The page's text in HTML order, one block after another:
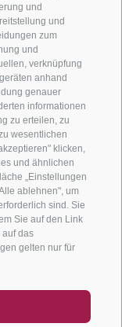
und
und
zum
und
verknüpfung
anhand
genauer
informationen
zu erteilen, zu
wesentlichen
klicken,
und ähnlichen
„Einstellungen
ablehnen", um
sind. Sie
Sie auf den Link
auf das
gelten nur für